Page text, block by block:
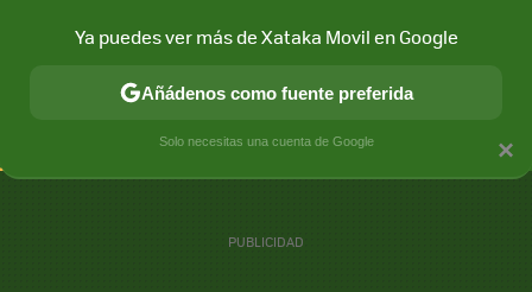
CONECTIVIDAD MÓVIL Y SOCIEDAD APLICACIONES
×
Ya puedes ver más de Xataka Movil en Google
Añádenos como fuente preferida
Solo necesitas una cuenta de Google